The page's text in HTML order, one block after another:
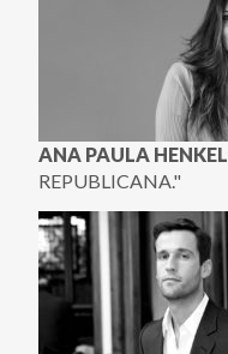
ANA PAULA HENKEL
REPUBLICANA."